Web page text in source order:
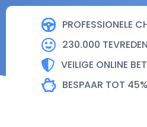
PROFESSIONELE
230.000
VEILIGE ONLINE
BESPAAR TOT 45%